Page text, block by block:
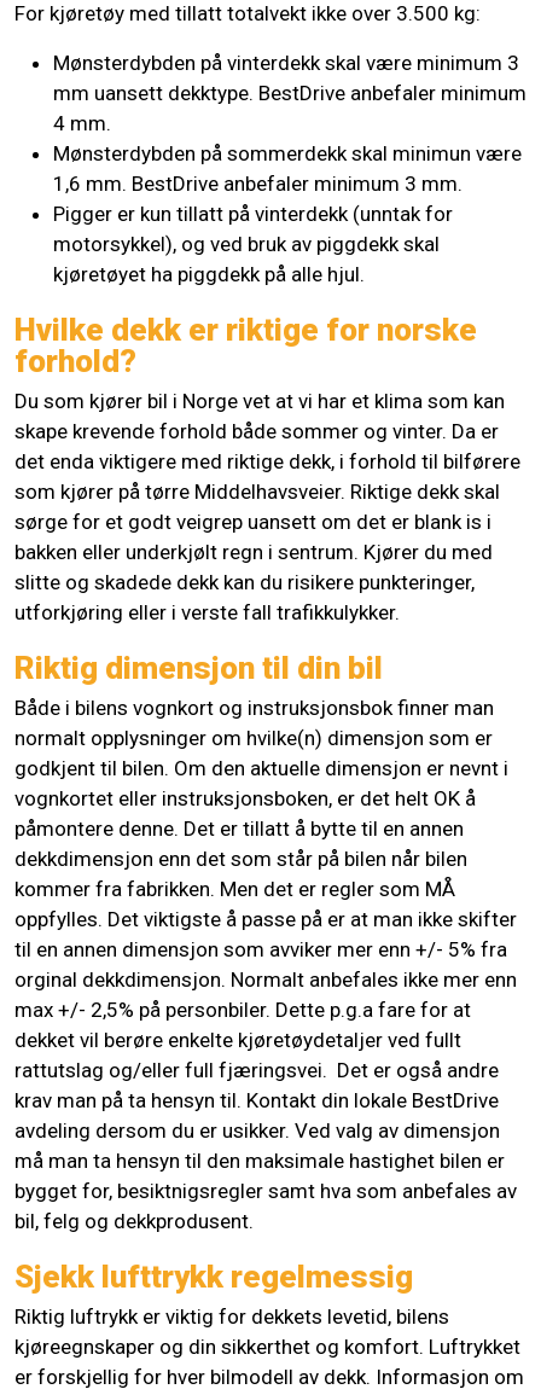
For kjøretøy med tillatt totalvekt ikke over 3.500 kg:
Mønsterdybden på vinterdekk skal være minimum 3
mm uansett dekktype. BestDrive anbefaler minimum
4 mm.
Mønsterdybden på sommerdekk skal minimun være
1,6 mm. BestDrive anbefaler minimum 3 mm.
Pigger er kun tillatt på vinterdekk (unntak for
motorsykkel), og ved bruk av piggdekk skal
kjøretøyet ha piggdekk på alle hjul.
Hvilke dekk er riktige for norske
forhold?
Du som kjører bil i Norge vet at vi har et klima som kan
skape krevende forhold både sommer og vinter. Da er
det enda viktigere med riktige dekk, i forhold til bilførere
som kjører på tørre Middelhavsveier. Riktige dekk skal
sørge for et godt veigrep uansett om det er blank is i
bakken eller underkjølt regn i sentrum. Kjører du med
slitte og skadede dekk kan du risikere punkteringer,
utforkjøring eller i verste fall trafikkulykker.
Riktig dimensjon til din bil
Både i bilens vognkort og instruksjonsbok finner man
normalt opplysninger om hvilke(n) dimensjon som er
godkjent til bilen. Om den aktuelle dimensjon er nevnt i
vognkortet eller instruksjonsboken, er det helt OK å
påmontere denne. Det er tillatt å bytte til en annen
dekkdimensjon enn det som står på bilen når bilen
kommer fra fabrikken. Men det er regler som MÅ
oppfylles. Det viktigste å passe på er at man ikke skifter
til en annen dimensjon som avviker mer enn +/- 5% fra
orginal dekkdimensjon. Normalt anbefales ikke mer enn
max +/- 2,5% på personbiler. Dette p.g.a fare for at
dekket vil berøre enkelte kjøretøydetaljer ved fullt
rattutslag og/eller full fjæringsvei. Det er også andre
krav man på ta hensyn til. Kontakt din lokale BestDrive
avdeling dersom du er usikker. Ved valg av dimensjon
må man ta hensyn til den maksimale hastighet bilen er
bygget for, besiktnigsregler samt hva som anbefales av
bil, felg og dekkprodusent.
Sjekk lufttrykk regelmessig
Riktig luftrykk er viktig for dekkets levetid, bilens
kjøreegnskaper og din sikkerthet og komfort. Luftrykket
er forskjellig for hver bilmodell av dekk. Informasjon om